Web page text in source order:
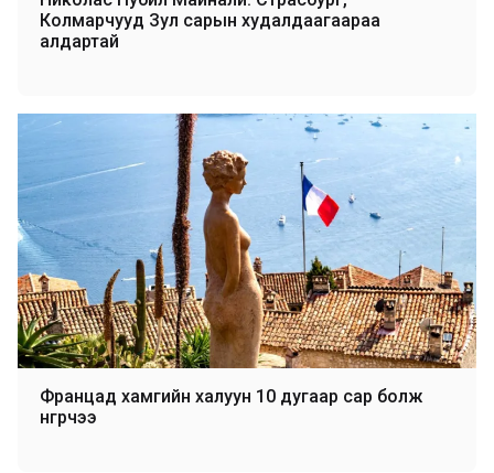
Колмарчууд Зул сарын худалдаагаараа
алдартай
Францад хамгийн халуун 10 дугаар сар болж
өнгөрчээ